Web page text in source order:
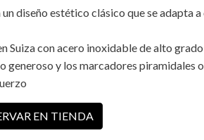
un diseño estético clásico que se adapta
Suiza con acero inoxidable de alto
generoso y los marcadores piramidales
EN TIENDA